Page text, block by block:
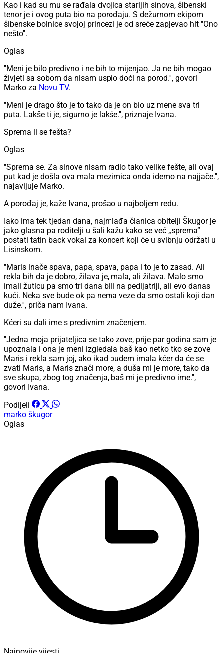
Kao i kad su mu se rađala dvojica starijih sinova, šibenski
tenor je i ovog puta bio na porođaju. S dežurnom ekipom
šibenske bolnice svojoj princezi je od sreće zapjevao hit ''Ono
nešto''.
Oglas
''Meni je bilo predivno i ne bih to mijenjao. Ja ne bih mogao
živjeti sa sobom da nisam uspio doći na porod.'', govori
Marko za Novu TV.
''Meni je drago što je to tako da je on bio uz mene sva tri
puta. Lakše ti je, sigurno je lakše.'', priznaje Ivana.
Sprema li se fešta?
Oglas
''Sprema se. Za sinove nisam radio tako velike fešte, ali ovaj
put kad je došla ova mala mezimica onda idemo na najjače.'',
najavljuje Marko.
A porođaj je, kaže Ivana, prošao u najboljem redu.
Iako ima tek tjedan dana, najmlađa članica obitelji Škugor je
jako glasna pa roditelji u šali kažu kako se već „sprema”
postati tatin back vokal za koncert koji će u svibnju održati u
Lisinskom.
''Maris inače spava, papa, spava, papa i to je to zasad. Ali
rekla bih da je dobro, žilava je, mala, ali žilava. Malo smo
imali žuticu pa smo tri dana bili na pedijatriji, ali evo danas
kući. Neka sve bude ok pa nema veze da smo ostali koji dan
duže.'', priča nam Ivana.
Kćeri su dali ime s predivnim značenjem.
''Jedna moja prijateljica se tako zove, prije par godina sam je
upoznala i ona je meni izgledala baš kao netko tko se zove
Maris i rekla sam joj, ako ikad budem imala kćer da će se
zvati Maris, a Maris znači more, a duša mi je more, tako da
sve skupa, zbog tog značenja, baš mi je predivno ime.'',
govori Ivana.
Podijeli
marko škugor
Oglas